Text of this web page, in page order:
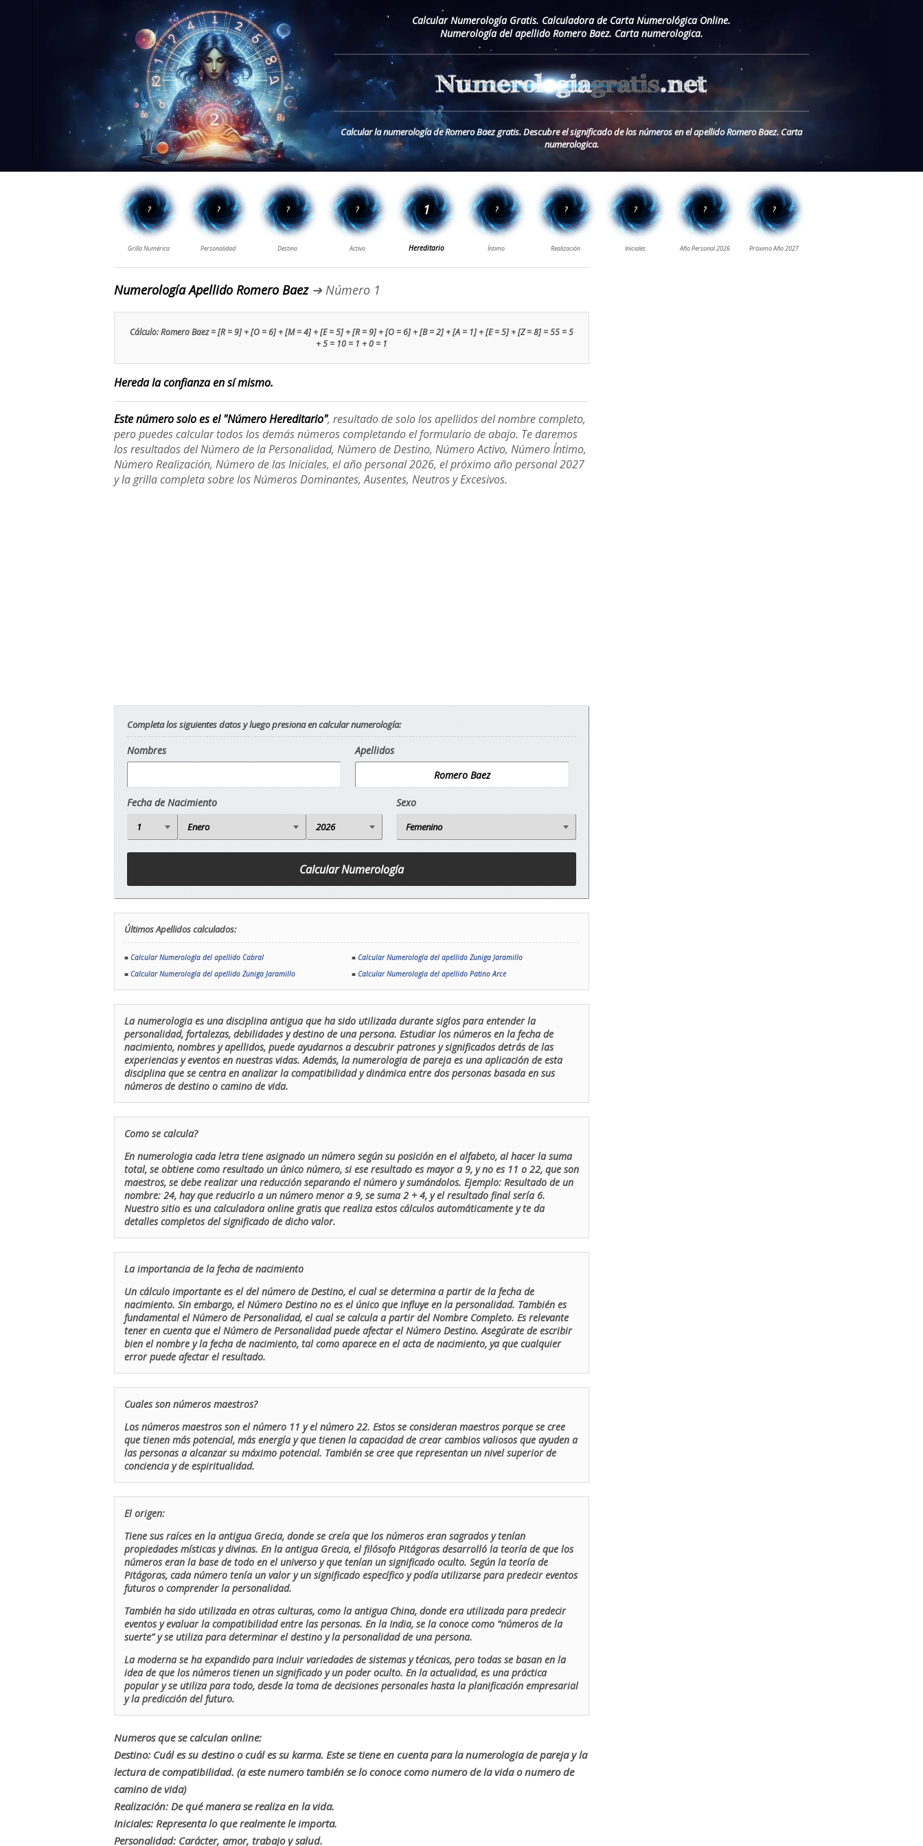
Calcular Numerología Gratis. Calculadora de Carta Numerológica Online.
Numerología del apellido Romero Baez. Carta numerologica.
Calcular la numerología de Romero Baez gratis. Descubre el significado de los números en el apellido Romero Baez. Carta
numerologica.
Numerología Apellido Romero Baez➔ Número 1
Cálculo: Romero Baez = [R = 9] + [O = 6] + [M = 4] + [E = 5] + [R = 9] + [O = 6] + [B = 2] + [A = 1] + [E = 5] + [Z = 8] = 55 = 5
+ 5 = 10 = 1 + 0 = 1
Hereda la confianza en sí mismo.
Este número solo es el "Número Hereditario", resultado de solo los apellidos del nombre completo,
pero puedes calcular todos los demás números completando el formulario de abajo. Te daremos
los resultados del Número de la Personalidad, Número de Destino, Número Activo, Número Íntimo,
Número Realización, Número de las Iniciales, el año personal 2026, el próximo año personal 2027
y la grilla completa sobre los Números Dominantes, Ausentes, Neutros y Excesivos.
Completa los siguientes datos y luego presiona en calcular numerología:
Nombres Apellidos
Fecha de Nacimiento Sexo
Últimos Apellidos calculados:
■ Calcular Numerología del apellido Cabral ■ Calcular Numerología del apellido Zuniga Jaramillo
■ Calcular Numerología del apellido Zuniga Jaramillo ■ Calcular Numerología del apellido Patino Arce
La numerologia es una disciplina antigua que ha sido utilizada durante siglos para entender la
personalidad, fortalezas, debilidades y destino de una persona. Estudiar los números en la fecha de
nacimiento, nombres y apellidos, puede ayudarnos a descubrir patrones y significados detrás de las
experiencias y eventos en nuestras vidas. Además, la numerologia de pareja es una aplicación de esta
disciplina que se centra en analizar la compatibilidad y dinámica entre dos personas basada en sus
números de destino o camino de vida.
Como se calcula?
En numerologia cada letra tiene asignado un número según su posición en el alfabeto, al hacer la suma
total, se obtiene como resultado un único número, si ese resultado es mayor a 9, y no es 11 o 22, que son
maestros, se debe realizar una reducción separando el número y sumándolos. Ejemplo: Resultado de un
nombre: 24, hay que reducirlo a un número menor a 9, se suma 2 + 4, y el resultado final sería 6.
Nuestro sitio es una calculadora online gratis que realiza estos cálculos automáticamente y te da
detalles completos del significado de dicho valor.
La importancia de la fecha de nacimiento
Un cálculo importante es el del número de Destino, el cual se determina a partir de la fecha de
nacimiento. Sin embargo, el Número Destino no es el único que influye en la personalidad. También es
fundamental el Número de Personalidad, el cual se calcula a partir del Nombre Completo. Es relevante
tener en cuenta que el Número de Personalidad puede afectar el Número Destino. Asegúrate de escribir
bien el nombre y la fecha de nacimiento, tal como aparece en el acta de nacimiento, ya que cualquier
error puede afectar el resultado.
Cuales son números maestros?
Los números maestros son el número 11 y el número 22. Estos se consideran maestros porque se cree
que tienen más potencial, más energía y que tienen la capacidad de crear cambios valiosos que ayuden a
las personas a alcanzar su máximo potencial. También se cree que representan un nivel superior de
conciencia y de espiritualidad.
El origen:
Tiene sus raíces en la antigua Grecia, donde se creía que los números eran sagrados y tenían
propiedades místicas y divinas. En la antigua Grecia, el filósofo Pitágoras desarrolló la teoría de que los
números eran la base de todo en el universo y que tenían un significado oculto. Según la teoría de
Pitágoras, cada número tenía un valor y un significado específico y podía utilizarse para predecir eventos
futuros o comprender la personalidad.
También ha sido utilizada en otras culturas, como la antigua China, donde era utilizada para predecir
eventos y evaluar la compatibilidad entre las personas. En la India, se la conoce como “números de la
suerte” y se utiliza para determinar el destino y la personalidad de una persona.
La moderna se ha expandido para incluir variedades de sistemas y técnicas, pero todas se basan en la
idea de que los números tienen un significado y un poder oculto. En la actualidad, es una práctica
popular y se utiliza para todo, desde la toma de decisiones personales hasta la planificación empresarial
y la predicción del futuro.
Numeros que se calculan online:
Destino: Cuál es su destino o cuál es su karma. Este se tiene en cuenta para la numerologia de pareja y la
lectura de compatibilidad. (a este numero también se lo conoce como numero de la vida o numero de
camino de vida)
Realización: De qué manera se realiza en la vida.
Iniciales: Representa lo que realmente le importa.
Personalidad: Carácter, amor, trabajo y salud.